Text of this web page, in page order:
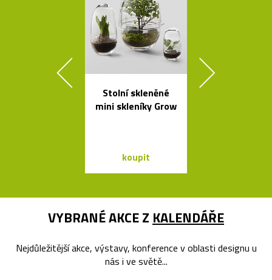
Stolní skleněné
mini skleníky Grow
koupit
VYBRANÉ AKCE Z KALENDÁŘE
Nejdůležitější akce, výstavy, konference v oblasti designu u
nás i ve světě...